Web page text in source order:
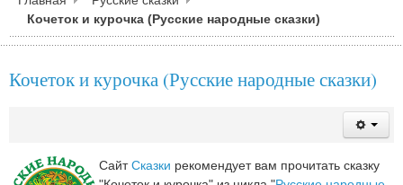
Кочеток и курочка (Русские народные сказки)
Кочеток и курочка (Русские народные сказки)
СайтСказки рекомендует вам прочитать сказку